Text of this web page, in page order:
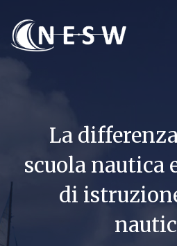
La
scuola nautica
di